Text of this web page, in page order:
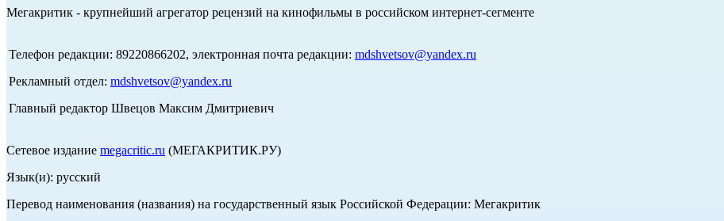
Мегакритик - крупнейший агрегатор рецензий на кинофильмы в российском интернет-сегменте
Телефон редакции: 89220866202, электронная почта редакции: mdshvetsov@yandex.ru
Рекламный отдел: mdshvetsov@yandex.ru
Главный редактор Швецов Максим Дмитриевич
Сетевое издание megacritic.ru (МЕГАКРИТИК.РУ)
Язык(и): русский
Перевод наименования (названия) на государственный язык Российской Федерации: Мегакритик